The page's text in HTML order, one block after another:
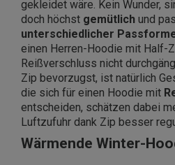
gekleidet wäre. Kein Wunder,
doch höchst gemütlich und
unterschiedlicher
einen Herren-Hoodie mit Half-
Reißverschluss nicht
Zip bevorzugst, ist natürlich
die sich für einen Hoodie mit
entscheiden, schätzen dabei
Luftzufuhr dank Zip besser
Wärmende Winter-